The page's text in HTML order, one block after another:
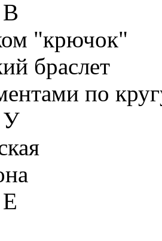
В
"крючок"
браслет
по
У